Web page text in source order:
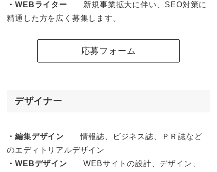
・WEBライター 新規事業拡大に伴い、SEO対策に
精通した方を広く募集します。
応募フォーム
デザイナー
・編集デザイン 情報誌、ビジネス誌、ＰＲ誌など
のエディトリアルデザイン
・WEBデザイン WEBサイトの設計、デザイン、